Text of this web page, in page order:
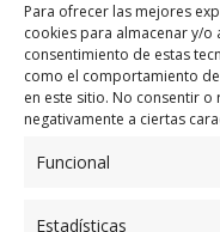
Para ofrecer las mejores
cookies para almacenar y/o
consentimiento de estas
como el comportamiento
en este sitio. No consentir
negativamente a ciertas
Funcional
Estadísticas
LEGAL
POLÍTICA DE ENVÍO
TERMINOS Y